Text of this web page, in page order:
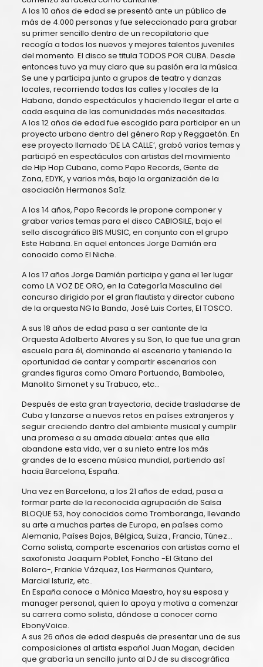
A los 10 años de edad se presentó ante un público de
más de 4.000 personas y fue seleccionado para grabar
su primer sencillo dentro de un recopilatorio que
recogía a todos los nuevos y mejores talentos juveniles
del momento. El disco se titula TODOS POR CUBA. Desde
entonces tuvo ya muy claro que su pasión era la música.
Se une y participa junto a grupos de teatro y danzas
locales, recorriendo todas las calles y locales de la
Habana, dando espectáculos y haciendo llegar el arte a
cada esquina de las comunidades más necesitadas.
A los 12 años de edad fue escogido para participar en un
proyecto urbano dentro del género Rap y Reggaetón. En
ese proyecto llamado ‘DE LA CALLE’, grabó varios temas y
participó en espectáculos con artistas del movimiento
de Hip Hop Cubano, como Papo Records, Gente de
Zona, EDYK, y varios más, bajo la organización de la
asociación Hermanos Saíz.
A los 14 años, Papo Records le propone componer y
grabar varios temas para el disco CABIOSILE, bajo el
sello discográfico BIS MUSIC, en conjunto con el grupo
Este Habana. En aquel entonces Jorge Damián era
conocido como El Niche.
A los 17 años Jorge Damián participa y gana el 1er lugar
como LA VOZ DE ORO, en la Categoría Masculina del
concurso dirigido por el gran flautista y director cubano
de la orquesta NG la Banda, José Luis Cortes, El TOSCO.
A sus 18 años de edad pasa a ser cantante de la
Orquesta Adalberto Alvares y su Son, lo que fue una gran
escuela para él, dominando el escenario y teniendo la
oportunidad de cantar y compartir escenarios con
grandes figuras como Omara Portuondo, Bamboleo,
Manolito Simonet y su Trabuco, etc…
Después de esta gran trayectoria, decide trasladarse de
Cuba y lanzarse a nuevos retos en países extranjeros y
seguir creciendo dentro del ambiente musical y cumplir
una promesa a su amada abuela: antes que ella
abandone esta vida, ver a su nieto entre los más
grandes de la escena música mundial, partiendo así
hacia Barcelona, España.
Una vez en Barcelona, a los 21 años de edad, pasa a
formar parte de la reconocida agrupación de Salsa
BLOQUE 53, hoy conocidos como Tromboranga, llevando
su arte a muchas partes de Europa, en países como
Alemania, Países Bajos, Bélgica, Suiza , Francia, Túnez…
Como solista, comparte escenarios con artistas como el
saxofonista Joaquim Poblet, Foncho -El Gitano del
Bolero-, Frankie Vázquez, Los Hermanos Quintero,
Marcial Isturiz, etc..
En España conoce a Mònica Maestro, hoy su esposa y
manager personal, quien lo apoya y motiva a comenzar
su carrera como solista, dándose a conocer como
EbonyVoice.
A sus 26 años de edad después de presentar una de sus
composiciones al artista español Juan Magan, deciden
que grabaría un sencillo junto al DJ de su discográfica